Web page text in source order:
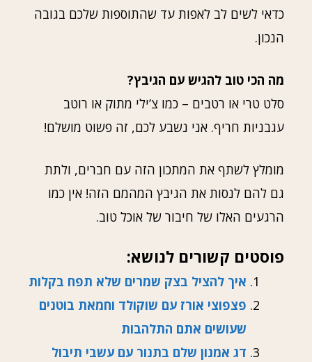
כדאי לשים לב לאפות עד שהתוספות שלכם בגובה
הנכון.
מה הכי טוב להגיש עם הגיבץ?
סלט טרי או רטבים – כמו צ’ילי מתוק או רוטב
עגבניות חריף. אני נשבע לכם, זה פשוט מושלם!
מומלץ לשתף את המתכון הזה עם חברים, ולתת
גם להם לנסות את הגיבץ המהמם הזה! אין כמו
הרגעים האלו של חיבור של אוכל טוב.
פוסטים קשורים לנושא:
איך להציל בצק שמרים שלא תפח בקלות
פצפוצי אורז עם שוקולד וחמאת בוטנים
שעושים אתם התלהבות
דג אמנון שלם בתנור עם עשבי תיבול